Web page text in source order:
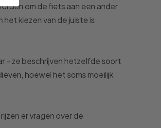
om de fiets aan een ander
kiezen van de juiste is
- ze beschrijven hetzelfde soort
hoewel het soms moeilijk
er vragen over de